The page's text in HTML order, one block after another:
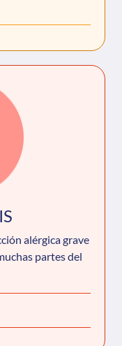
alérgica grave
partes del